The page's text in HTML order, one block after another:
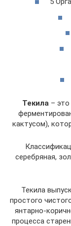
Текила –
кактусом),
серебряная,
Текила
простого
янтарно-
процесса